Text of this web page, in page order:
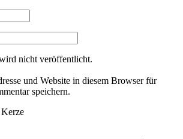
nicht veröffentlicht.
und Website in diesem Browser für
speichern.